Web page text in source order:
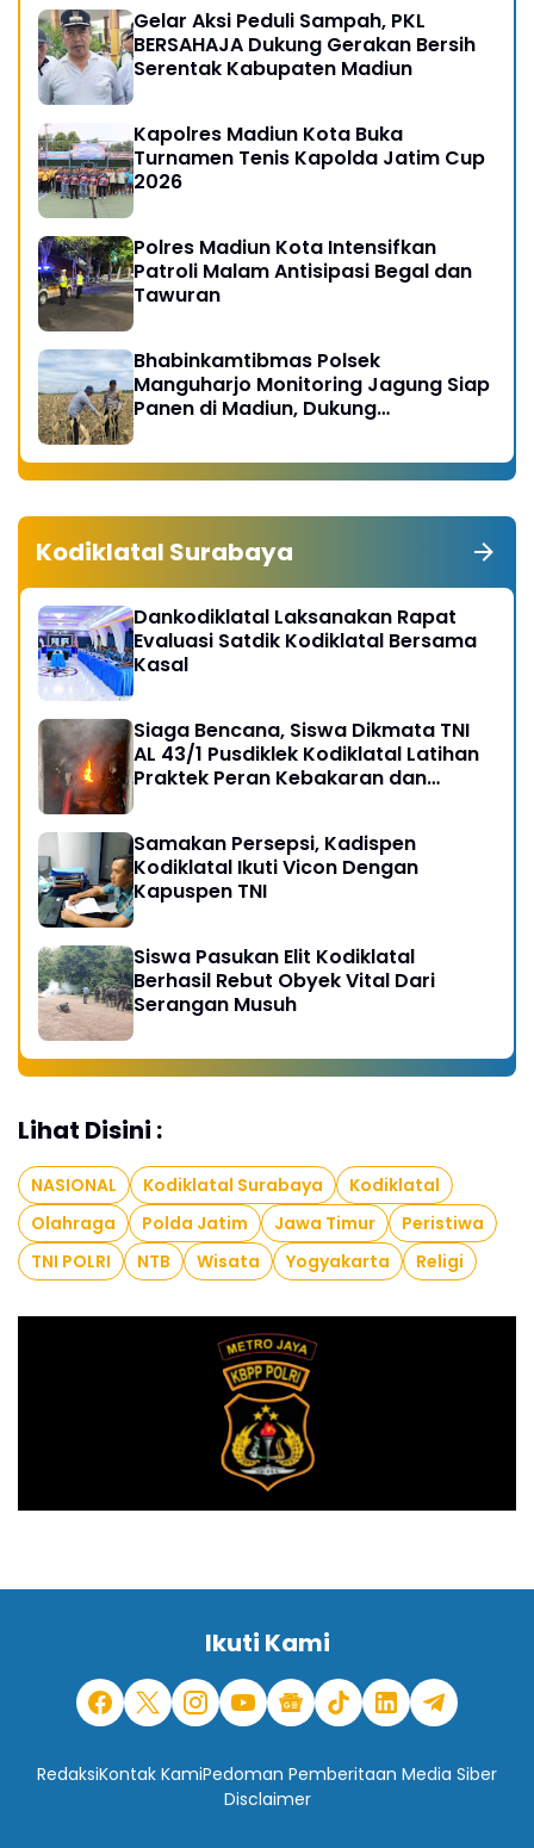
Gelar Aksi Peduli Sampah, PKL
BERSAHAJA Dukung Gerakan Bersih
Serentak Kabupaten Madiun
Kapolres Madiun Kota Buka
Turnamen Tenis Kapolda Jatim Cup
2026
Polres Madiun Kota Intensifkan
Patroli Malam Antisipasi Begal dan
Tawuran
Bhabinkamtibmas Polsek
Manguharjo Monitoring Jagung Siap
Panen di Madiun, Dukung
Kodiklatal Surabaya
Dankodiklatal Laksanakan Rapat
Evaluasi Satdik Kodiklatal Bersama
Kasal
Siaga Bencana, Siswa Dikmata TNI
AL 43/1 Pusdiklek Kodiklatal Latihan
Praktek Peran Kebakaran dan
Samakan Persepsi, Kadispen
Kodiklatal Ikuti Vicon Dengan
Kapuspen TNI
Siswa Pasukan Elit Kodiklatal
Berhasil Rebut Obyek Vital Dari
Serangan Musuh
Lihat Disini :
NASIONAL Kodiklatal Surabaya
Kodiklatal
Olahraga
Polda Jatim Jawa Timur
Peristiwa
TNI POLRI
NTB Wisata Yogyakarta Religi
Ikuti Kami
RedaksiKontak KamiPedoman Pemberitaan Media Siber
Disclaimer